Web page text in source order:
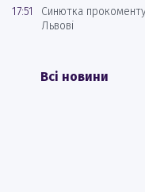
17:51
Синютка
Львові
Всі новини